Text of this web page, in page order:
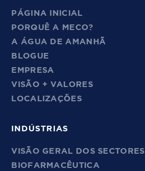
PÁGINA INICIAL
PORQUÊ A MECO?
A ÁGUA DE AMANHÃ
BLOGUE
EMPRESA
VISÃO + VALORES
LOCALIZAÇÕES
INDÚSTRIAS
VISÃO GERAL DOS SECTORES
BIOFARMACÊUTICA